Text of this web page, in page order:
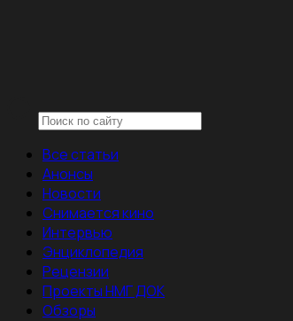
Все статьи
Анонсы
Новости
Снимается кино
Интервью
Энциклопедия
Рецензии
Проекты НМГ ДОК
Обзоры